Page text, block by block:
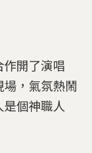
開了演唱
，氣氛熱鬧
個神職人